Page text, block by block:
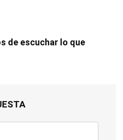
de escuchar lo que